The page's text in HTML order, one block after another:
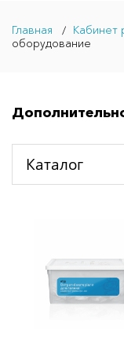
Главная Кабинет
оборудование
Каталог